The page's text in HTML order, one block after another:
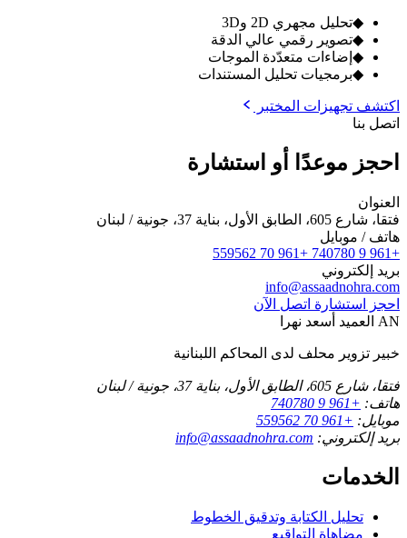
◆تحليل مجهري 2D و3D
◆تصوير رقمي عالي الدقة
◆ إضاءات متعدّدة الموجات
◆برمجيات تحليل المستندات
اكتشف تجهيزات المختبر
اتصل بنا
احجز موعدًا أو استشارة
العنوان
فتقا، شارع 605، الطابق الأول، بناية 37، جونية / لبنان
هاتف / موبايل
+961 9 740780
+961 70 559562
بريد إلكتروني
info@assaadnohra.com
احجز استشارة اتصل الآن
AN العميد أسعد نهرا
خبير تزوير محلف لدى المحاكم اللبنانية
فتقا، شارع 605، الطابق الأول، بناية 37، جونية / لبنان
هاتف: +961 9 740780
موبايل: +961 70 559562
بريد إلكتروني: info@assaadnohra.com
الخدمات
تحليل الكتابة وتدقيق الخطوط
مضاهاة التواقيع